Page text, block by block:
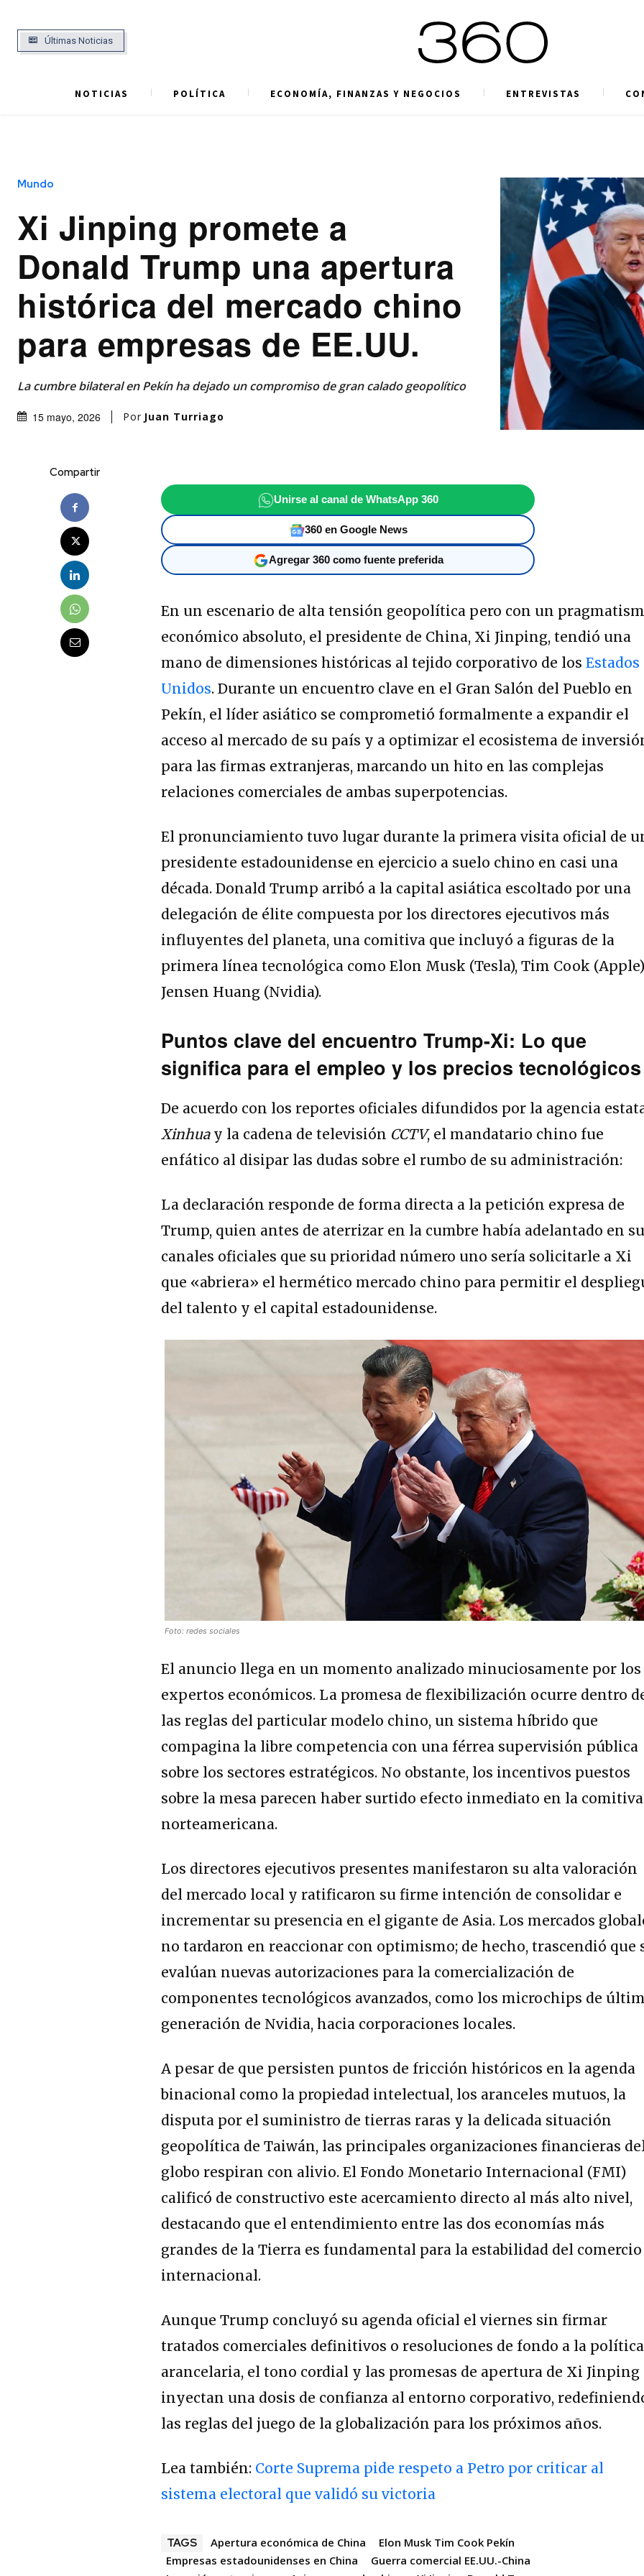
Últimas Noticias
NOTICIAS POLÍTICA ECONOMÍA, FINANZAS Y NEGOCIOS ENTREVISTAS
Mundo
Xi Jinping promete a
Donald Trump una apertura
histórica del mercado chino
para empresas de EE.UU.
La cumbre bilateral en Pekín ha dejado un compromiso de gran calado geopolítico
15 mayo, 2026 Por Juan Turriago
Compartir
Unirse al canal de WhatsApp 360
360 en Google News
Agregar 360 como fuente preferida
En un escenario de alta tensión geopolítica pero con un
económico absoluto, el presidente de China, Xi Jinping, tendió una
mano de dimensiones históricas al tejido corporativo de losEstados
Unidos. Durante un encuentro clave en el Gran Salón del Pueblo en
Pekín, el líder asiático se comprometió formalmente a expandir el
acceso al mercado de su país y a optimizar el ecosistema de
para las firmas extranjeras, marcando un hito en las complejas
relaciones comerciales de ambas superpotencias.
El pronunciamiento tuvo lugar durante la primera visita oficial de
presidente estadounidense en ejercicio a suelo chino en casi una
década. Donald Trump arribó a la capital asiática escoltado por una
delegación de élite compuesta por los directores ejecutivos más
influyentes del planeta, una comitiva que incluyó a figuras de la
primera línea tecnológica como Elon Musk (Tesla), Tim Cook
Jensen Huang (Nvidia).
Puntos clave del encuentro Trump-Xi: Lo que
significa para el empleo y los precios tecnológicos
De acuerdo con los reportes oficiales difundidos por la agencia
Xinhuay la cadena de televisión CCTV, el mandatario chino fue
enfático al disipar las dudas sobre el rumbo de su administración:
La declaración responde de forma directa a la petición expresa de
Trump, quien antes de aterrizar en la cumbre había adelantado en
canales oficiales que su prioridad número uno sería solicitarle a Xi
que «abriera» el hermético mercado chino para permitir el
del talento y el capital estadounidense.
Foto: redes sociales
El anuncio llega en un momento analizado minuciosamente por los
expertos económicos. La promesa de flexibilización ocurre dentro
las reglas del particular modelo chino, un sistema híbrido que
compagina la libre competencia con una férrea supervisión pública
sobre los sectores estratégicos. No obstante, los incentivos puestos
sobre la mesa parecen haber surtido efecto inmediato en la comitiva
norteamericana.
Los directores ejecutivos presentes manifestaron su alta valoración
del mercado local y ratificaron su firme intención de consolidar e
incrementar su presencia en el gigante de Asia. Los mercados
no tardaron en reaccionar con optimismo; de hecho, trascendió que
evalúan nuevas autorizaciones para la comercialización de
componentes tecnológicos avanzados, como los microchips de
generación de Nvidia, hacia corporaciones locales.
A pesar de que persisten puntos de fricción históricos en la agenda
binacional como la propiedad intelectual, los aranceles mutuos, la
disputa por el suministro de tierras raras y la delicada situación
geopolítica de Taiwán, las principales organizaciones financieras
globo respiran con alivio.El Fondo Monetario Internacional (FMI)
calificó de constructivo este acercamiento directo al más alto nivel,
destacando que el entendimiento entre las dos economías más
grandes de la Tierra es fundamental para la estabilidad del comercio
internacional.
Aunque Trump concluyó su agenda oficial el viernes sin firmar
tratados comerciales definitivos o resoluciones de fondo a la política
arancelaria, el tono cordial y las promesas de apertura de Xi Jinping
inyectan una dosis de confianza al entorno corporativo,
las reglas del juego de la globalización para los próximos años.
Lea también: Corte Suprema pide respeto a Petro por criticar al
sistema electoral que validó su victoria
TAGS Apertura económica de China
Elon Musk Tim Cook Pekín
Empresas estadounidenses en China
Guerra comercial EE.UU.-China